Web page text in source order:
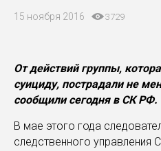
15 ноября 2016 3729
От действий группы,
суициду, пострадали не
сообщили сегодня в СК РФ.
В мае этого года
следственного управления